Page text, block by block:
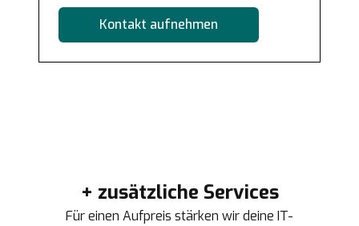
Kontakt aufnehmen
+ zusätzliche Services
Für einen Aufpreis stärken wir deine IT-